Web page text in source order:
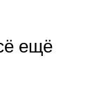
ещё